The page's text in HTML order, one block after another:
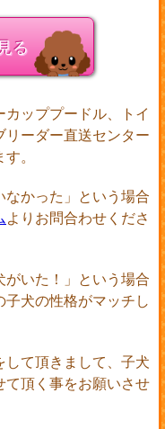
る
ッププードル、トイ
ーダー直送センター
。
なかった」という場合
よりお問合わせくださ
がいた！」という場合
犬の性格がマッチし
て頂きまして、子犬
頂く事をお願いさせ